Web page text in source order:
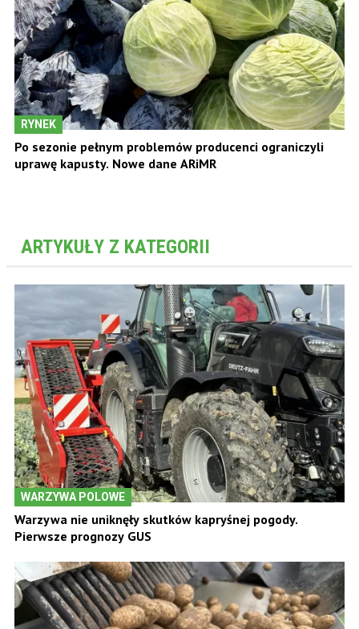
RYNEK
Po sezonie pełnym problemów producenci ograniczyli
uprawę kapusty. Nowe dane ARiMR
ARTYKUŁY Z KATEGORII
WARZYWA POLOWE
Warzywa nie uniknęły skutków kapryśnej pogody.
Pierwsze prognozy GUS